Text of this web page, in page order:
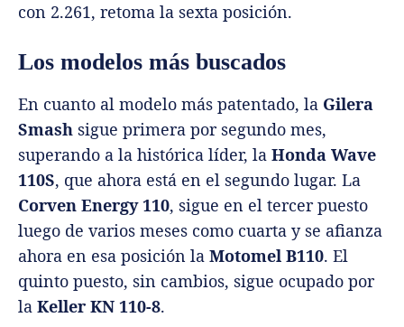
con 2.261, retoma la sexta posición.
Los modelos más buscados
En cuanto al modelo más patentado, la Gilera
Smash sigue primera por segundo mes,
superando a la histórica líder, la Honda Wave
110S, que ahora está en el segundo lugar. La
Corven Energy 110, sigue en el tercer puesto
luego de varios meses como cuarta y se afianza
ahora en esa posición la Motomel B110. El
quinto puesto, sin cambios, sigue ocupado por
la Keller KN 110-8.